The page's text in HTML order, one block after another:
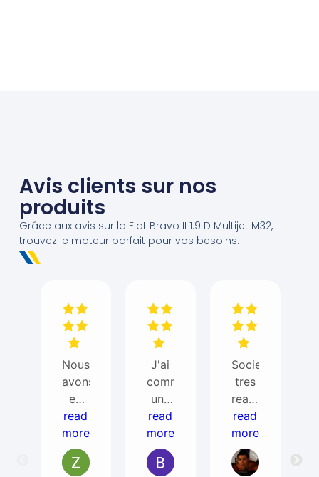
Avis clients sur nos
produits
Grâce aux avis sur la Fiat Bravo II 1.9 D Multijet M32,
trouvez le moteur parfait pour vos besoins.
Nous
avons
eu
besoin
de
ITEM
AUTO
read
more
J'ai
commandé
une
bd
pour
un
T5
read
more
Societe
tres
reactive
et
super
avec
ses
read
more